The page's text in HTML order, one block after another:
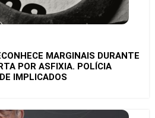
MARGINAIS DURANTE
POR ASFIXIA. POLÍCIA
IMPLICADOS